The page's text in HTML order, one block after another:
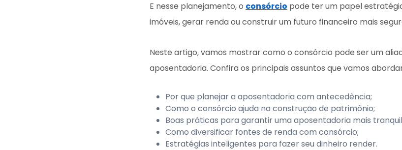
E nesse planejamento, o consórcio pode ter um papel
imóveis, gerar renda ou construir um futuro financeiro mais
Neste artigo, vamos mostrar como o consórcio pode ser um
aposentadoria. Confira os principais assuntos que vamos
Por que planejar a aposentadoria com antecedência;
Como o consórcio ajuda na construção de patrimônio;
Boas práticas para garantir uma aposentadoria mais
Como diversificar fontes de renda com consórcio;
Estratégias inteligentes para fazer seu dinheiro render.